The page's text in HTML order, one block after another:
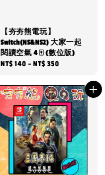
【夯夯熊電玩】
Switch(NS&NS2) 大家一起
閱讀空氣 4 🀄 (數位版)
Regular
NT$ 140 -NT$ 350